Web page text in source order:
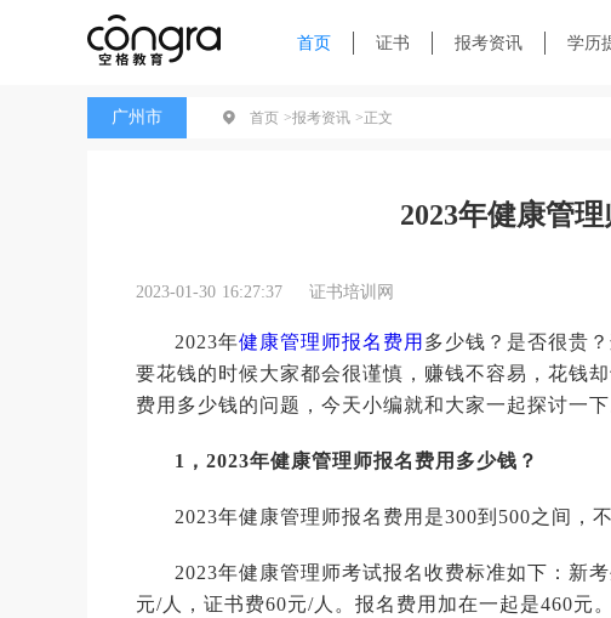
首页 证书 报考资讯 学历
广州市 首页 >报考资讯 >正文
2023年健康管
2023-01-30 16:27:37 证书培训网
2023年健康管理师报名费用 多少钱？是否很贵
要花钱的时候大家都会很谨慎，赚钱不容易，花钱
费用多少钱的问题，今天小编就和大家一起探讨一下
1，2023年健康管理师报名费用多少钱？
2023年健康管理师报名费用是300到500之间，
2023年健康管理师考试报名收费标准如下：新
元/人，证书费60元/人。报名费用加在一起是460元。